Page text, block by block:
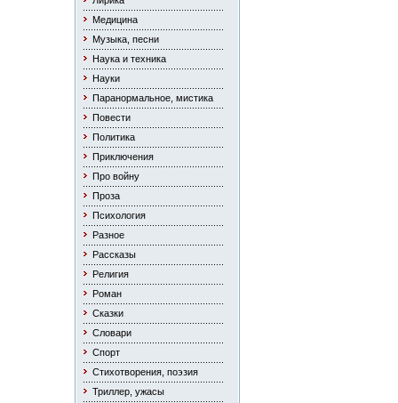
Медицина
Музыка, песни
Наука и техника
Науки
Паранормальное, мистика
Повести
Политика
Приключения
Про войну
Проза
Психология
Разное
Рассказы
Религия
Роман
Сказки
Словари
Спорт
Стихотворения, поэзия
Триллер, ужасы